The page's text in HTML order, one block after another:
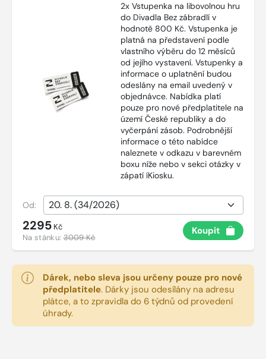
2x Vstupenka na libovolnou hru
do Divadla Bez zábradlí v
hodnotě 800 Kč. Vstupenka je
platná na představení podle
vlastního výběru do 12 měsíců
od jejího vystavení. Vstupenky a
informace o uplatnění budou
odeslány na email uvedený v
objednávce. Nabídka platí
pouze pro nové předplatitele na
území České republiky a do
vyčerpání zásob. Podrobnější
informace o této nabídce
naleznete v odkazu v barevném
boxu níže nebo v sekci otázky v
zápatí íKiosku.
Od:
2295 Kč
Na stánku:3009 Kč
Koupit
Dárek, nebo sleva jsou určeny pouze pro nové
předplatitele. Dárky jsou odesílány na adresu
plátce, a to zpravidla do 6 týdnů od provedení
úhrady.